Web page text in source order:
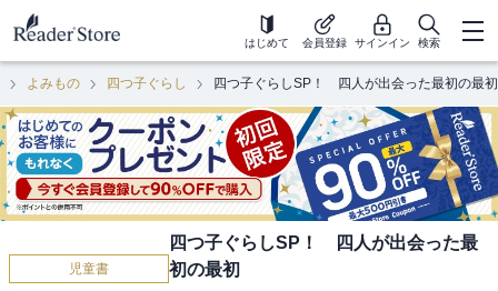
はじめて 会員登録 サインイン 検索
よみもの 四つ子ぐらし 四つ子ぐらしSP！ 四人が出会った最初の最初
児童書
四つ子ぐらしSP！ 四人が出会った最
初の最初